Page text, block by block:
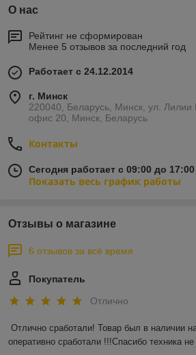
О нас
Рейтинг не сформирован
Менее 5 отзывов за последний год
Работает с 24.12.2014
г. Минск
220040, Беларусь, Минск, ул. Лилии
офис 20, Минск, Беларусь
Контакты
Сегодня работает с 09:00 до 17:00
Показать весь график работы
Отзывы о магазине
6 отзывов за всё время
Покупатель
Отлично
Отлично сработали! Товар был в наличии
оперативно сработали !!!Спасибо техника